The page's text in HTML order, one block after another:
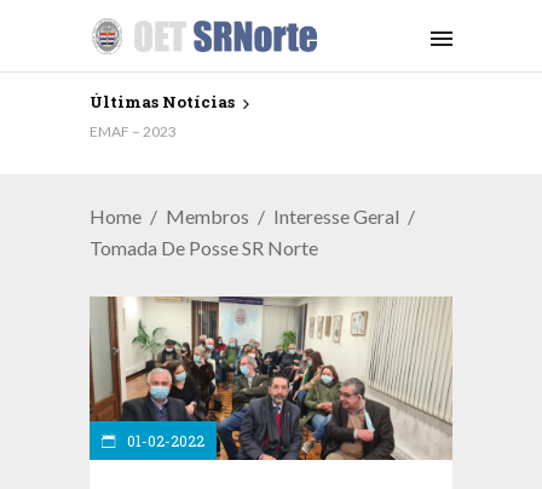
Últimas Notícias
EMAF – 2023
Home Membros
Interesse Geral
Tomada De Posse SR Norte
01-02-2022